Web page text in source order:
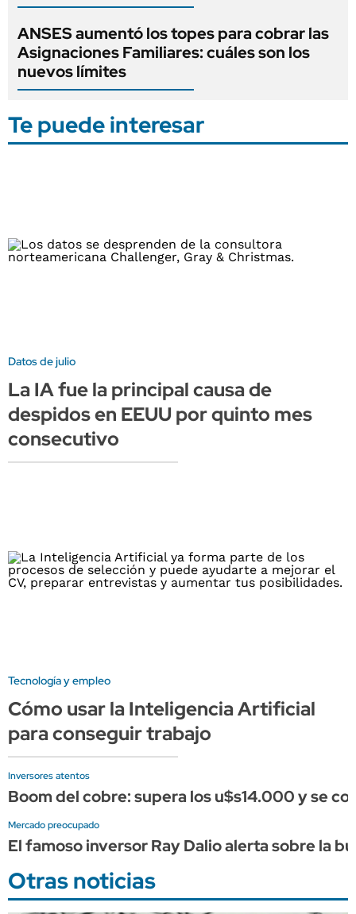
ANSES aumentó los topes para cobrar las
Asignaciones Familiares: cuáles son los
nuevos límites
Te puede interesar
Datos de julio
La IA fue la principal causa de
despidos en EEUU por quinto mes
consecutivo
Tecnología y empleo
Cómo usar la Inteligencia Artificial
para conseguir trabajo
Inversores atentos
Boom del cobre: supera los u$s14.000 y se
Mercado preocupado
El famoso inversor Ray Dalio alerta sobre la
Otras noticias